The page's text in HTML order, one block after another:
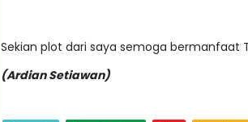
Sekian plot dari saya semoga bermanfaat
(Ardian Setiawan)